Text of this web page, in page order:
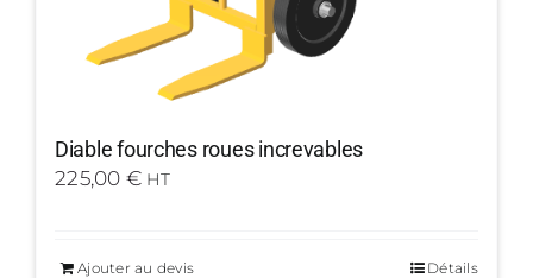
Diable fourches roues increvables
225,00 € HT
Ajouter au devis Détails